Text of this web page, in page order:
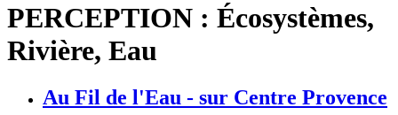
PERCEPTION : Écosystèmes,
Rivière, Eau
Au Fil de l'Eau - sur Centre Provence